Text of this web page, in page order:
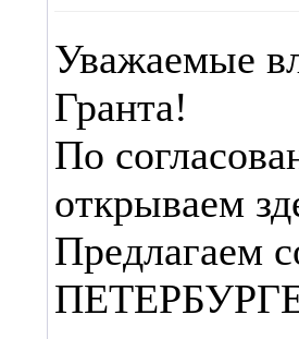
Уважаемые
Гранта!
По
открываем
Предлагаем
ПЕТЕРБУРГЕ